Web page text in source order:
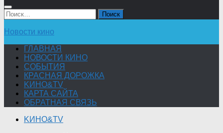
Найти:
Новости кино
ГЛАВНАЯ
НОВОСТИ КИНО
СОБЫТИЯ
КРАСНАЯ ДОРОЖКА
KИНО&TV
КАРТА САЙТА
ОБРАТНАЯ СВЯЗЬ
KИНО&TV